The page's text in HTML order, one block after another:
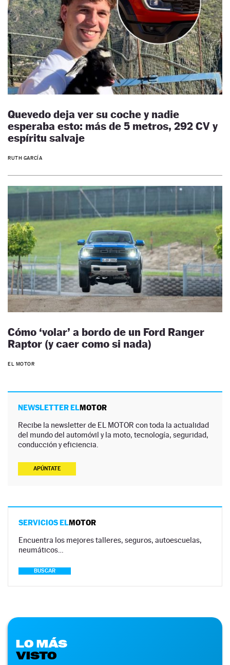
Quevedo deja ver su coche y nadie
esperaba esto: más de 5 metros, 292 CV y
espíritu salvaje
RUTH GARCÍA
Cómo ‘volar’ a bordo de un Ford Ranger
Raptor (y caer como si nada)
EL MOTOR
NEWSLETTER ELMOTOR
Recibe la newsletter de EL MOTOR con toda la actualidad
del mundo del automóvil y la moto, tecnología, seguridad,
conducción y eficiencia.
APÚNTATE
SERVICIOS ELMOTOR
Encuentra los mejores talleres, seguros, autoescuelas,
neumáticos…
BUSCAR
LO MÁS
VISTO